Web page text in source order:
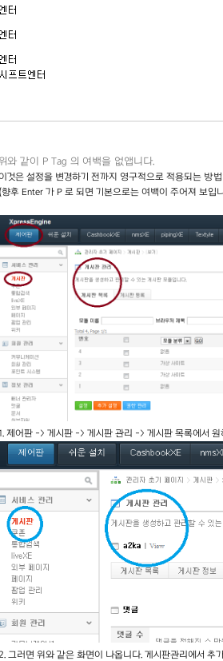
와 같이 P Tag 의 여백을 없앱니다.
것은 설정을 변경하기 전까지 영구적으로 적용되는 방
(향후 Enter 가 P 로 되면 기본으로는 여백이 주어져 보입
1. 제어판 -> 게시판 -> 게시판 관리 -> 게시판 목록에서
2. 그러면 위와 같은 화면이 나옵니다. 게시판관리에서 추